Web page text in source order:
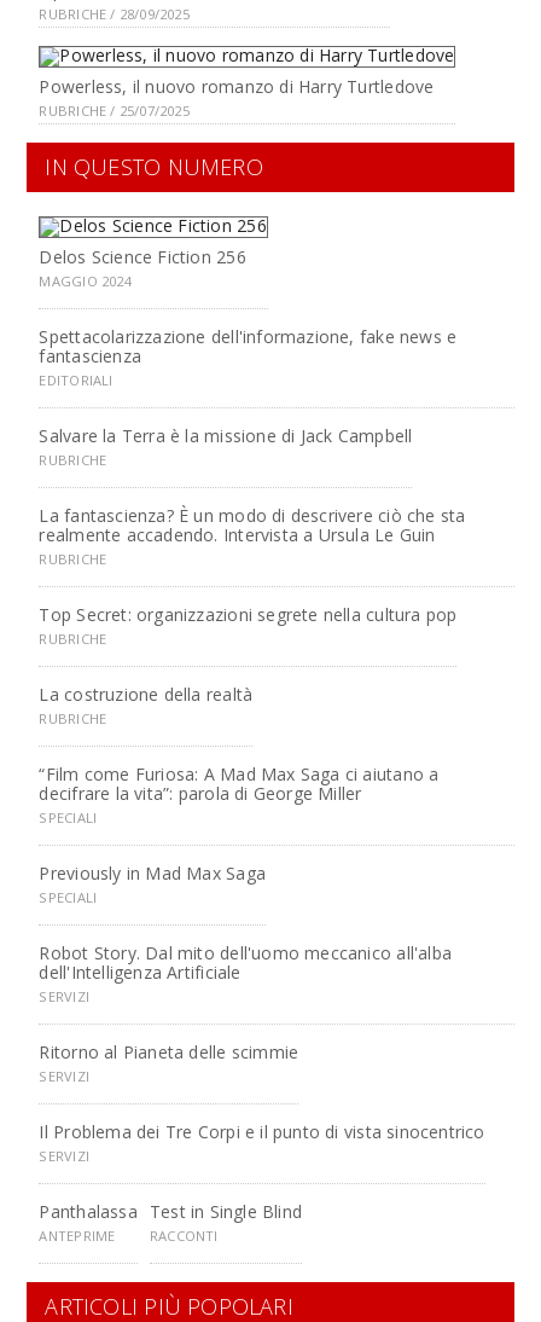
RUBRICHE / 28/09/2025
Powerless, il nuovo romanzo di Harry Turtledove
RUBRICHE / 25/07/2025
IN QUESTO NUMERO
Delos Science Fiction 256
MAGGIO 2024
Spettacolarizzazione dell'informazione, fake news e
fantascienza
EDITORIALI
Salvare la Terra è la missione di Jack Campbell
RUBRICHE
La fantascienza? È un modo di descrivere ciò che sta
realmente accadendo. Intervista a Ursula Le Guin
RUBRICHE
Top Secret: organizzazioni segrete nella cultura pop
RUBRICHE
La costruzione della realtà
RUBRICHE
“Film come Furiosa: A Mad Max Saga ci aiutano a
decifrare la vita”: parola di George Miller
SPECIALI
Previously in Mad Max Saga
SPECIALI
Robot Story. Dal mito dell'uomo meccanico all'alba
dell'Intelligenza Artificiale
SERVIZI
Ritorno al Pianeta delle scimmie
SERVIZI
Il Problema dei Tre Corpi e il punto di vista sinocentrico
SERVIZI
Panthalassa
ANTEPRIME
Test in Single Blind
RACCONTI
ARTICOLI PIÙ POPOLARI